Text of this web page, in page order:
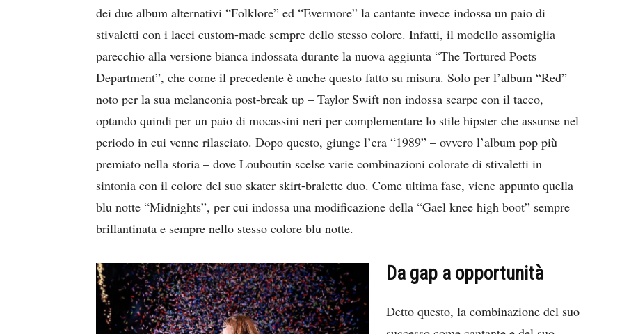
dei due album alternativi “Folklore” ed “Evermore” la cantante invece indossa un paio di
stivaletti con i lacci custom-made sempre dello stesso colore. Infatti, il modello assomiglia
parecchio alla versione bianca indossata durante la nuova aggiunta “The Tortured Poets
Department”, che come il precedente è anche questo fatto su misura. Solo per l’album “Red” –
noto per la sua melanconia post-break up – Taylor Swift non indossa scarpe con il tacco,
optando quindi per un paio di mocassini neri per complementare lo stile hipster che assunse nel
periodo in cui venne rilasciato. Dopo questo, giunge l’era “1989” – ovvero l’album pop più
premiato nella storia – dove Louboutin scelse varie combinazioni colorate di stivaletti in
sintonia con il colore del suo skater skirt-bralette duo. Come ultima fase, viene appunto quella
blu notte “Midnights”, per cui indossa una modificazione della “Gael knee high boot” sempre
brillantinata e sempre nello stesso colore blu notte.
Da gap a opportunità
Detto questo, la combinazione del suo